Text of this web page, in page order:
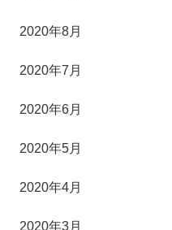
2020年8月
2020年7月
2020年6月
2020年5月
2020年4月
2020年3月